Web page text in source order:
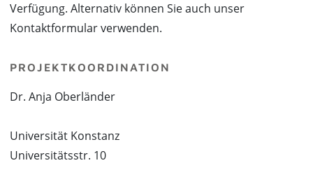
Verfügung. Alternativ können Sie auch unser
Kontaktformular verwenden.
PROJEKTKOORDINATION
Dr. Anja Oberländer
Universität Konstanz
Universitätsstr. 10